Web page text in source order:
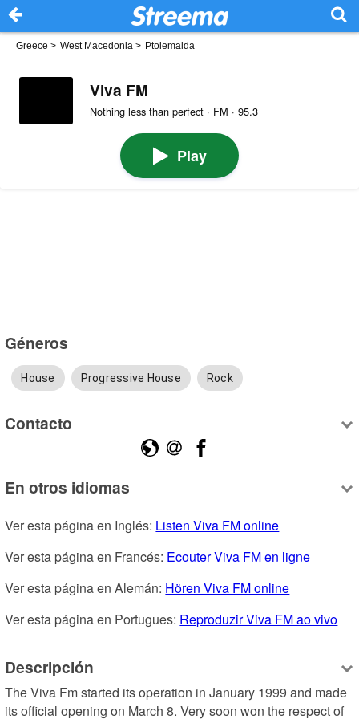
Greece > West Macedonia > Ptolemaida
Viva FM
Nothing less than perfect · FM · 95.3
Play
Géneros
House Progressive House Rock
Contacto
En otros idiomas
Ver esta página en Inglés: Listen Viva FM online
Ver esta página en Francés: Ecouter Viva FM en ligne
Ver esta página en Alemán: Hören Viva FM online
Ver esta página en Portugues: Reproduzir Viva FM ao vivo
Descripción
The Viva Fm started its operation in January 1999 and made ​​
its official opening on March 8. Very soon won the respect of